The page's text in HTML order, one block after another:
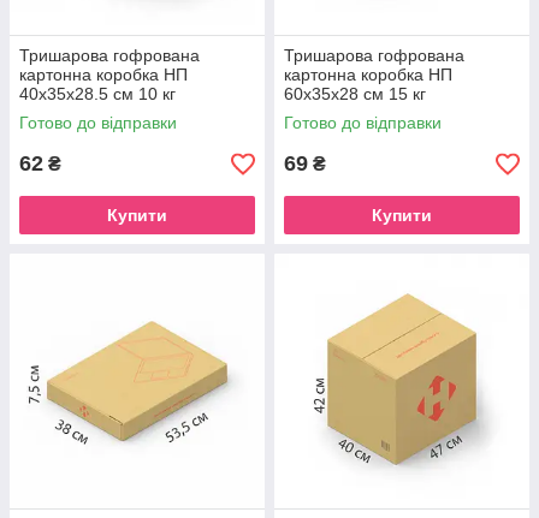
Тришарова гофрована
картонна коробка НП
40х35х28.5 см 10 кг
Готово до відправки
62 ₴
Купити
Тришарова гофрована
картонна коробка НП
60х35х28 см 15 кг
Готово до відправки
69 ₴
Купити